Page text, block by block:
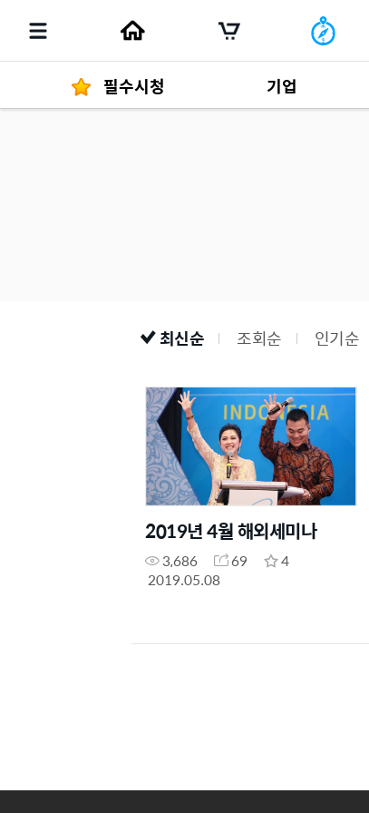
필수시청 기업
최신순 조회순 인기순
2019년 4월 해외세미나
3,686 69
4
2019.05.08